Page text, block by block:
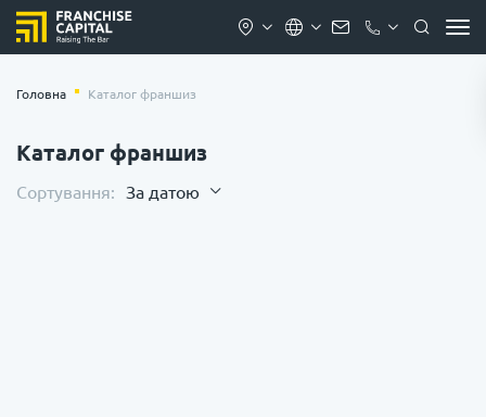
Головна Каталог франшиз
Каталог франшиз
Сортування: За датою